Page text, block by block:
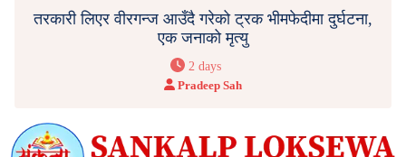
तरकारी लिएर वीरगन्ज आउँदै गरेको ट्रक भीमफेदीमा दुर्घटना,
एक जनाको मृत्यु
2 days
Pradeep Sah